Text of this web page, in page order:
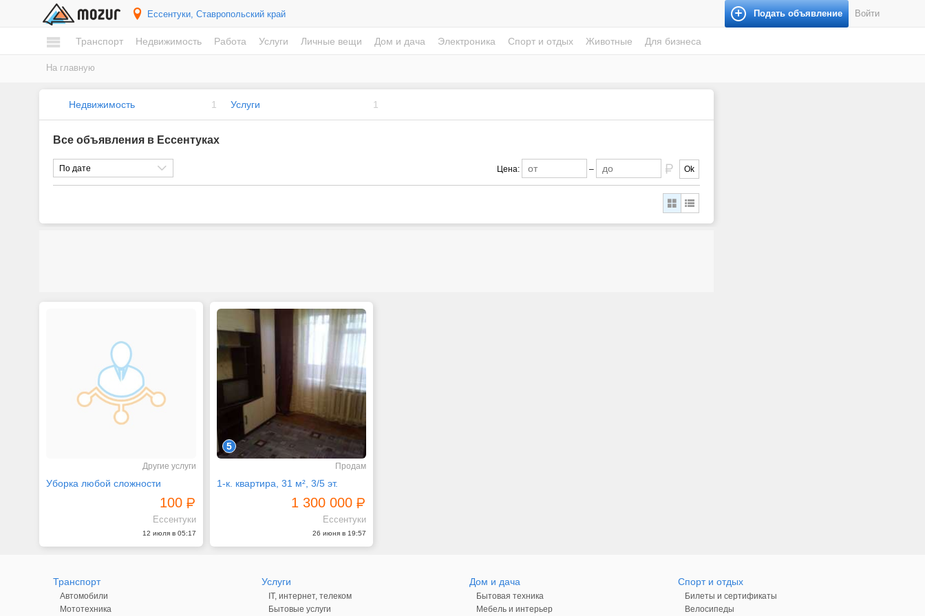
Ессентуки, Ставропольский край Подать объявление Войти
Транспорт Недвижимость Работа Услуги Личные вещи Дом и дача Электроника Спорт и отдых Животные Для бизнеса
На главную
Недвижимость 1 Услуги 1
Все объявления в Ессентуках
По дате Цена: – Ok
Другие услуги
Уборка любой сложности
100
Ессентуки
12 июля в 05:17
5
Продам
1-к. квартира, 31 м², 3/5 эт.
1 300 000
Ессентуки
26 июня в 19:57
Транспорт
Автомобили
Мототехника
Услуги
IT, интернет, телеком
Бытовые услуги
Дом и дача
Бытовая техника
Мебель и интерьер
Спорт и отдых
Билеты и сертификаты
Велосипеды